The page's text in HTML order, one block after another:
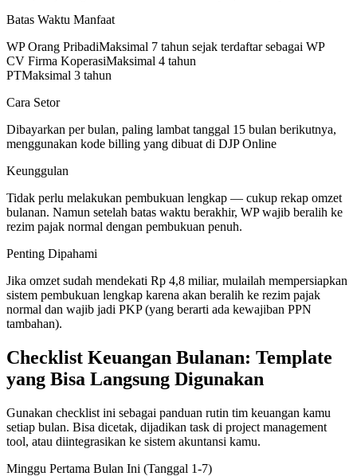
Batas Waktu Manfaat
WP Orang PribadiMaksimal 7 tahun sejak terdaftar sebagai WP
CV Firma KoperasiMaksimal 4 tahun
PTMaksimal 3 tahun
Cara Setor
Dibayarkan per bulan, paling lambat tanggal 15 bulan berikutnya,
menggunakan kode billing yang dibuat di DJP Online
Keunggulan
Tidak perlu melakukan pembukuan lengkap — cukup rekap omzet
bulanan. Namun setelah batas waktu berakhir, WP wajib beralih ke
rezim pajak normal dengan pembukuan penuh.
Penting Dipahami
Jika omzet sudah mendekati Rp 4,8 miliar, mulailah mempersiapkan
sistem pembukuan lengkap karena akan beralih ke rezim pajak
normal dan wajib jadi PKP (yang berarti ada kewajiban PPN
tambahan).
Checklist Keuangan Bulanan: Template
yang Bisa Langsung Digunakan
Gunakan checklist ini sebagai panduan rutin tim keuangan kamu
setiap bulan. Bisa dicetak, dijadikan task di project management
tool, atau diintegrasikan ke sistem akuntansi kamu.
Minggu Pertama Bulan Ini (Tanggal 1-7)